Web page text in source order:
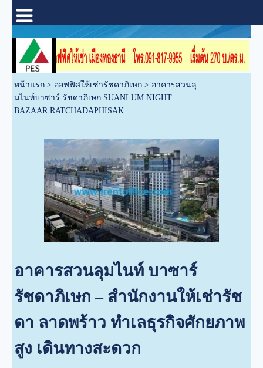
หน้าแรก > ออฟฟิศให้เช่ารัชดาภิเษก > อาคารสวนลุ
มไนท์บาซาร์ รัชดาภิเษก SUANLUM NIGHT
BAZAAR RATCHADAPHISAK
อาคารสวนลุมไนท์ บาซาร์
รัชดาภิเษก – สำนักงานให้เช่ารัช
ดา ลาดพร้าว ทำเลธุรกิจศักยภาพ
สูง เดินทางสะดวก